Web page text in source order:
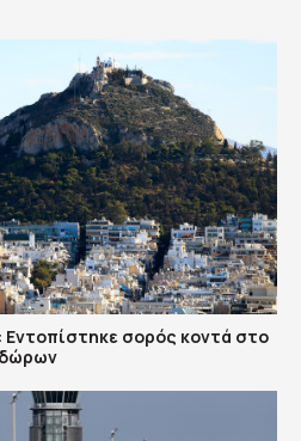
σορός κοντά στο